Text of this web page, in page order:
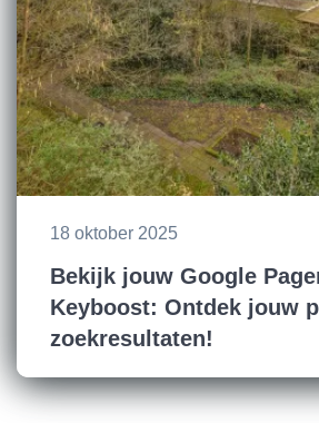
18 oktober 2025
Bekijk jouw Google
Keyboost: Ontdek jouw
zoekresultaten!